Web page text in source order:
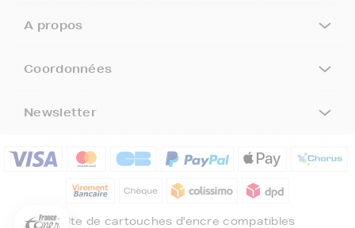
A propos
Coordonnées
Newsletter
Site de cartouches d'encre compatibles
Inscrivez-vous à notre newsletter, suivez notre actualité et
commande * !